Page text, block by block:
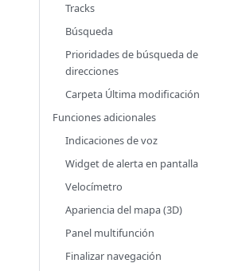
Tracks
Búsqueda
Prioridades de búsqueda de
direcciones
Carpeta Última modificación
Funciones adicionales
Indicaciones de voz
Widget de alerta en pantalla
Velocímetro
Apariencia del mapa (3D)
Panel multifunción
Finalizar navegación